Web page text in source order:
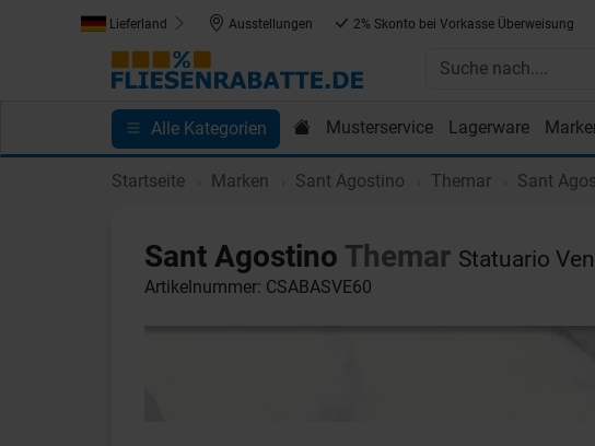
Lieferland Ausstellungen 2% Skonto bei Vorkasse Überweisung
Alle Kategorien Musterservice Lagerware
Kundenprojekte Blog Einkaufen bei Fliesenrabatte.de
Startseite Marken Sant Agostino Themar Sant
Sant Agostino Themar Statuario
Artikelnummer: CSABASVE60